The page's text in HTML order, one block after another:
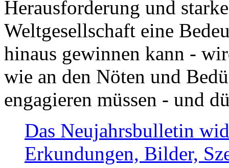
Herausforderung und
Weltgesellschaft eine
hinaus gewinnen kann -
wie an den Nöten und
engagieren müssen - und
Das Neujahrsbulletin
Erkundungen, Bilder,